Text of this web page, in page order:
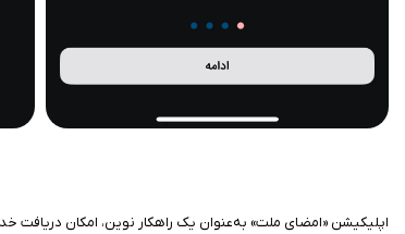
اپلیکیشن «امضای ملت» به‌عنوان یک راهکار نوین، امکان